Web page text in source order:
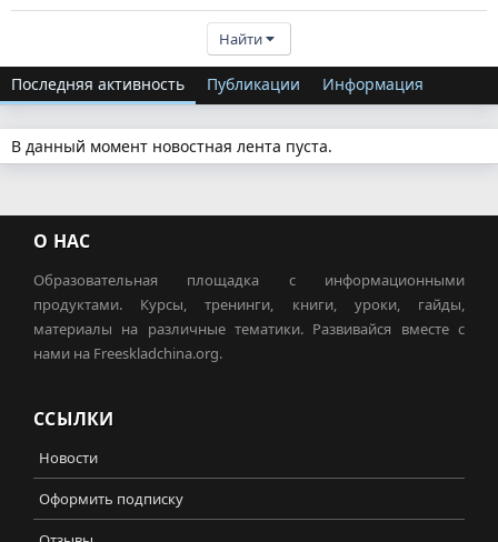
Найти
Последняя активность Публикации Информация
В данный момент новостная лента пуста.
О НАС
Образовательная площадка с информационными
продуктами. Курсы, тренинги, книги, уроки, гайды,
материалы на различные тематики. Развивайся вместе с
нами на Freeskladchina.org.
ССЫЛКИ
Новости
Оформить подписку